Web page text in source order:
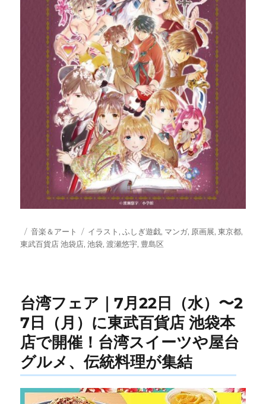
投
稿
カ
テ
音楽＆アート
タ
グ
イラスト,ふしぎ遊戯, マンガ, 原画展,東京都,
東武百貨店 池袋店,池袋,渡瀬悠宇, 豊島区
台湾フェア｜7月22日（水）〜2
7日（月）に東武百貨店 池袋本
店で開催！台湾スイーツや屋台
グルメ、伝統料理が集結